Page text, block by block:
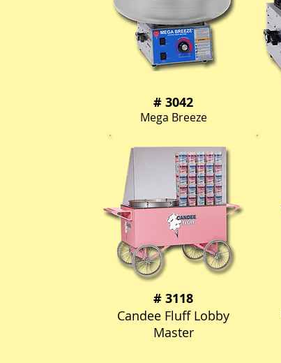
# 3042
Mega Breeze
# 3118
Candee Fluff Lobby
Master